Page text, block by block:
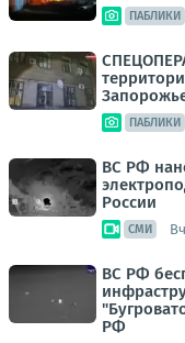
ПАБЛИКИ
ПАБЛИКИ
ВС РФ
России
СМИ
ВС РФ
РФ